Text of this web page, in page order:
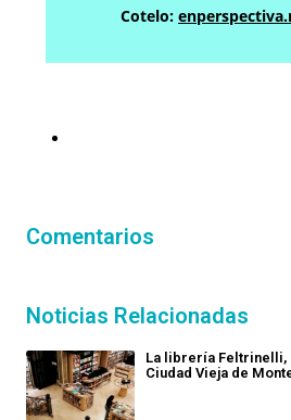
Cotelo:
Comentarios
Noticias Relacionadas
La librería Feltrinelli,
Ciudad Vieja de